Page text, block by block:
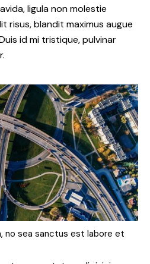
ligula non molestie
risus, blandit maximus augue
id mi tristique, pulvinar
no sea sanctus est labore et